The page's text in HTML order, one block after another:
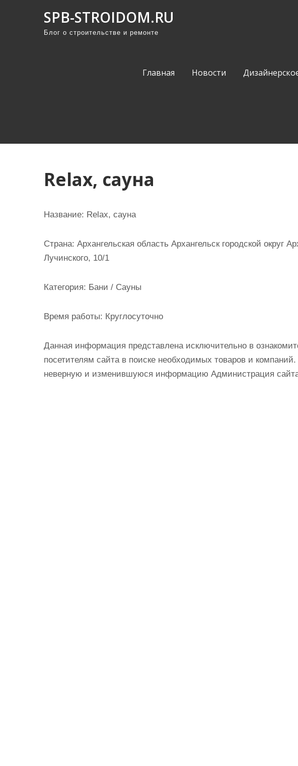
SPB-STROIDOM.RU
Блог о строительстве и ремонте
Главная Новости
Relax, сауна
Название: Relax, сауна
Страна: Архангельская область Архангельск городской округ
Лучинского, 10/1
Категория: Бани / Сауны
Время работы: Круглосуточно
Данная информация представлена исключительно в
посетителям сайта в поиске необходимых товаров и
неверную и изменившуюся информацию Администрация сайта